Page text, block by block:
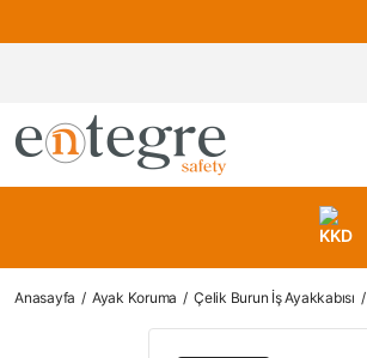
Anasayfa Ayak Koruma Çelik Burun İş Ayakkabısı